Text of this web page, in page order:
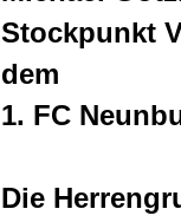
Stockpunkt
dem
1. FC
Die